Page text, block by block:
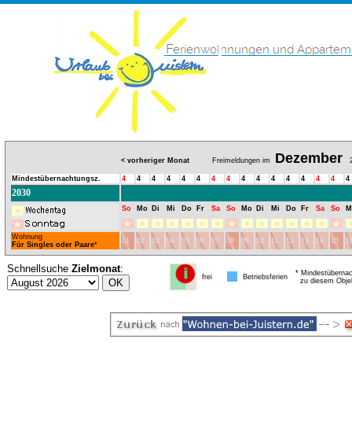
< vorheriger Monat Freimeldungen im Dezember
Mindestübernachtungsz. 4 4 4 4 4 4 4 4 4 4 4 4 4 4 4 4
2030
So Mo Di Mi Do Fr Sa So Mo Di Mi Do Fr Sa So
Wohnung
Für Singles oder Paare* 01 02 03 04 05 06 07 08 09 10 11 12 13 14 15
Schnellsuche Zielmonat:
frei Betriebsferien
*
zu diesem